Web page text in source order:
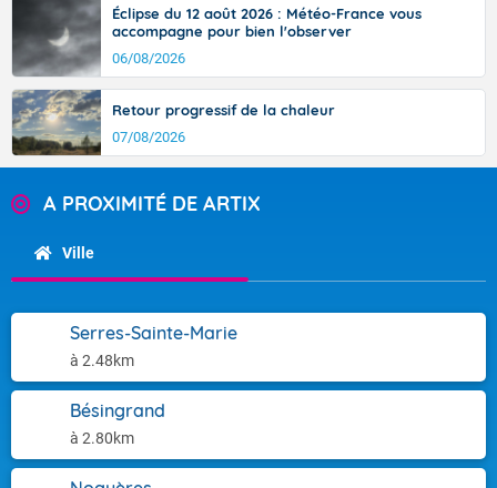
Éclipse du 12 août 2026 : Météo-France vous
accompagne pour bien l'observer
06/08/2026
Retour progressif de la chaleur
07/08/2026
A PROXIMITÉ DE ARTIX
Ville
Serres-Sainte-Marie
à 2.48km
Bésingrand
à 2.80km